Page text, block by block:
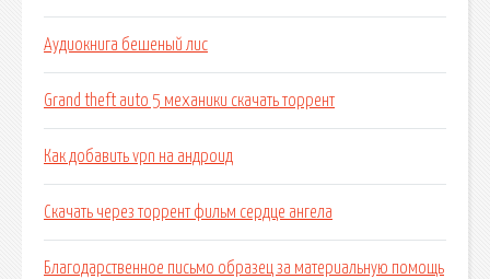
Аудиокнига бешеный лис
Grand theft auto 5 механики скачать торрент
Как добавить vpn на андроид
Скачать через торрент фильм сердце ангела
Благодарственное письмо образец за материальную помощь